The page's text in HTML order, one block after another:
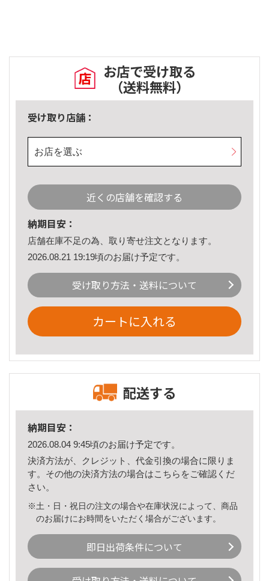
お店で受け取る
（送料無料）
受け取り店舗：
お店を選ぶ
近くの店舗を確認する
納期目安：
店舗在庫不足の為、取り寄せ注文となります。
2026.08.21 19:19頃のお届け予定です。
受け取り方法・送料について
カートに入れる
配送する
納期目安：
2026.08.04 9:45頃のお届け予定です。
決済方法が、クレジット、代金引換の場合に限りま
す。その他の決済方法の場合はこちら をご確認くだ
さい。
※土・日・祝日の注文の場合や在庫状況によって、商品
のお届けにお時間をいただく場合がございます。
即日出荷条件について